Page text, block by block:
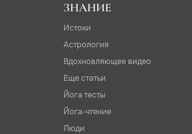
ЗНАНИЕ
Истоки
Астрология
Вдохновляющее видео
Еще статьи
Йога тесты
Йога-чтение
Люди